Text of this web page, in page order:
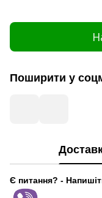
Поширити у
Є питання? -